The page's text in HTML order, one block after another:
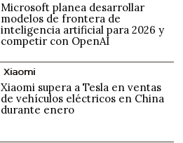
Microsoft planea desarrollar
modelos de frontera de
inteligencia artificial para 2026 y
competir con OpenAI
Xiaomi
Xiaomi supera a Tesla en ventas
de vehículos eléctricos en China
durante enero